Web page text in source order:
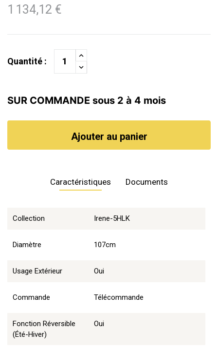
1 134,12 €
Quantité :
SUR COMMANDE sous 2 à 4 mois
Ajouter au panier
Caractéristiques
Collection Irene-5HLK
Diamètre 107cm
Usage Extérieur Oui
Commande Télécommande
Fonction Réversible
(été-Hiver)
Oui
Documents